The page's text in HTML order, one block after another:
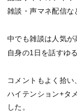
雑談・声マネ配信な
中でも雑談は人気が
自身の1日を話すゆ
コメントもよく拾い
ハイテンション+タ
した。